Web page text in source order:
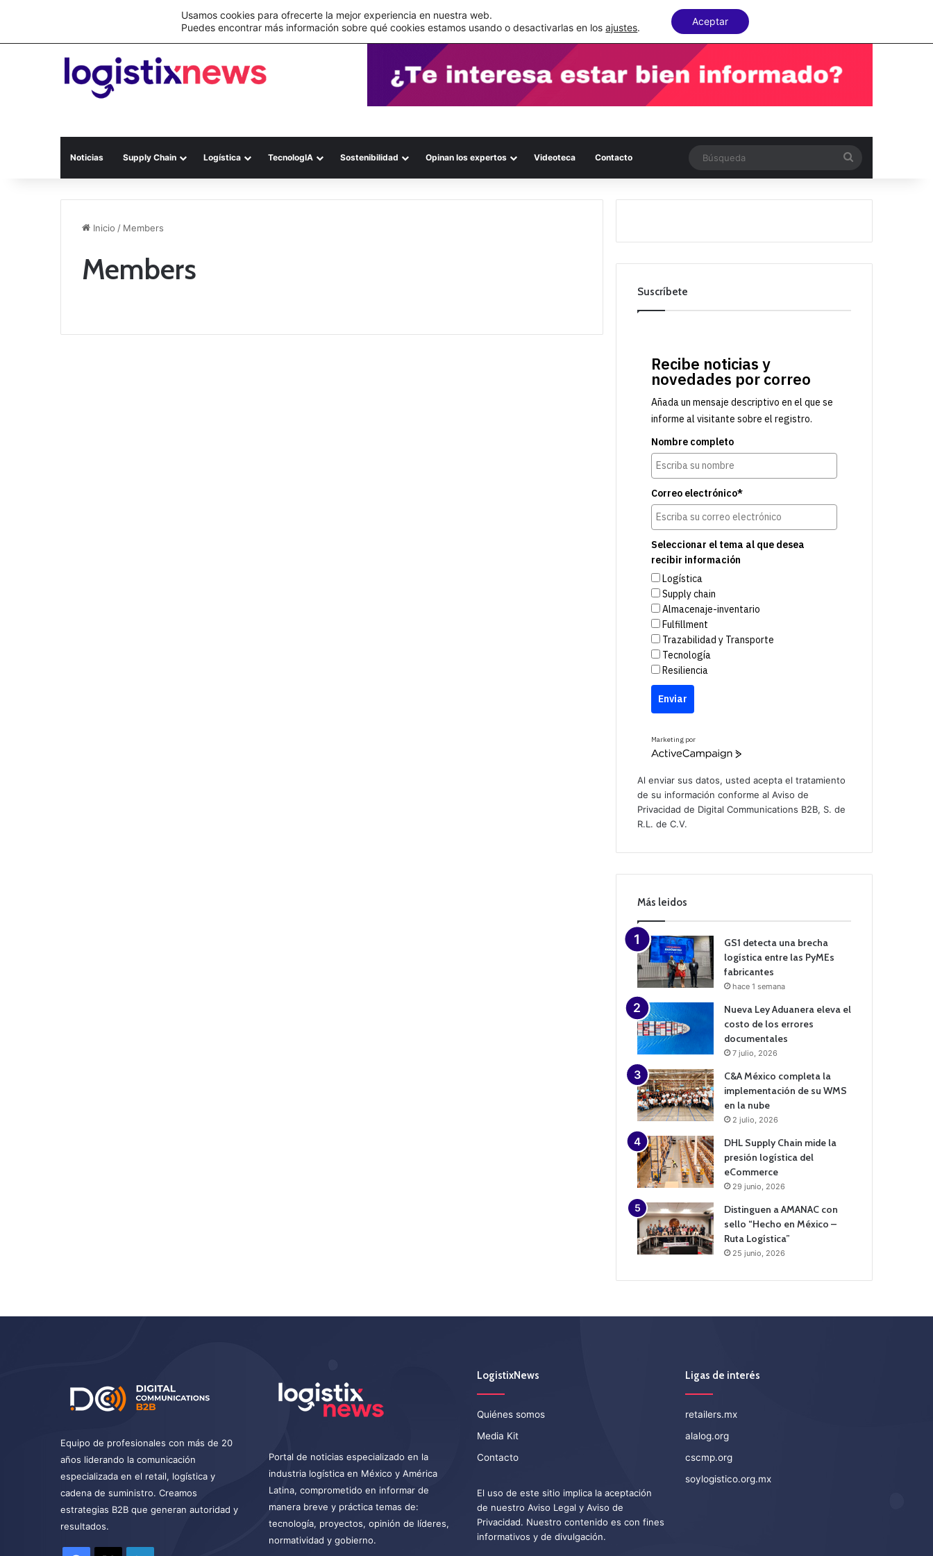
Nueva Ley Aduanera eleva el costo de los errores documentales
Noticias Supply Chain Logística TecnologIA Sostenibilidad Opinan los expertos Videoteca Contacto
Inicio / Members
Members
Suscríbete
Recibe noticias y
novedades por correo
Añada un mensaje descriptivo en el que se
informe al visitante sobre el registro.
Nombre completo
Correo electrónico*
Seleccionar el tema al que desea
recibir información
Logística
Supply chain
Almacenaje-inventario
Fulfillment
Trazabilidad y Transporte
Tecnología
Resiliencia
Enviar
Marketing por
A
v
e
p
i
n
Al enviar sus datos, usted acepta el tratamiento
de su información conforme alAviso de
Privacidad de Digital Communications B2B, S. de
R.L. de C.V.
Más leidos
GS1 detecta una brecha
logística entre las PyMEs
fabricantes
hace 1 semana
Nueva Ley Aduanera eleva el
costo de los errores
documentales
7 julio, 2026
C&A México completa la
implementación de su WMS
en la nube
2 julio, 2026
DHL Supply Chain mide la
presión logística del
eCommerce
29 junio, 2026
Distinguen a AMANAC con
sello “Hecho en México –
Ruta Logística”
25 junio, 2026
Equipo de profesionales con más de 20
años liderando la comunicación
especializada en el retail, logística y
cadena de suministro. Creamos
estrategias B2B que generan autoridad y
resultados.
Portal de noticias especializado en la
industria logística en México y América
Latina, comprometido en informar de
manera breve y práctica temas de:
tecnología, proyectos, opinión de líderes,
normatividad y gobierno.
LogistixNews
Quiénes somos
Media Kit
Contacto
El uso de este sitio implica la aceptación
de nuestro Aviso Legal y Aviso de
Privacidad. Nuestro contenido es con fines
informativos y de divulgación.
Ligas de interés
retailers.mx
alalog.org
cscmp.org
soylogistico.org.mx
Usamos cookies para ofrecerte la mejor experiencia en nuestra web.
Puedes encontrar más información sobre qué cookies estamos usando o desactivarlas en losajustes.
Aceptar